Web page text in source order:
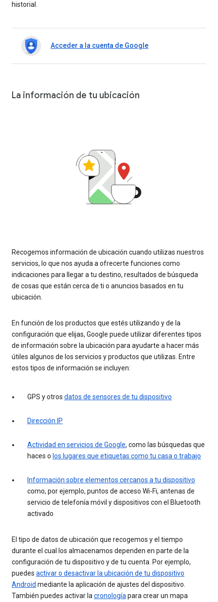
historial.
Acceder a la cuenta de Google
La información de tu ubicación
Recogemos información de ubicación cuando utilizas nuestros
servicios, lo que nos ayuda a ofrecerte funciones como
indicaciones para llegar a tu destino, resultados de búsqueda
de cosas que están cerca de ti o anuncios basados en tu
ubicación.
En función de los productos que estés utilizando y de la
configuración que elijas, Google puede utilizar diferentes tipos
de información sobre la ubicación para ayudarte a hacer más
útiles algunos de los servicios y productos que utilizas. Entre
estos tipos de información se incluyen:
GPS y otros datos de sensores de tu dispositivo
Dirección IP
Actividad en servicios de Google, como las búsquedas que
haces o los lugares que etiquetas como tu casa o trabajo
Información sobre elementos cercanos a tu dispositivo
como, por ejemplo, puntos de acceso Wi-Fi, antenas de
servicio de telefonía móvil y dispositivos con el Bluetooth
activado
El tipo de datos de ubicación que recogemos y el tiempo
durante el cual los almacenamos dependen en parte de la
configuración de tu dispositivo y de tu cuenta. Por ejemplo,
puedes activar o desactivar la ubicación de tu dispositivo
Android mediante la aplicación de ajustes del dispositivo.
También puedes activar la cronología para crear un mapa